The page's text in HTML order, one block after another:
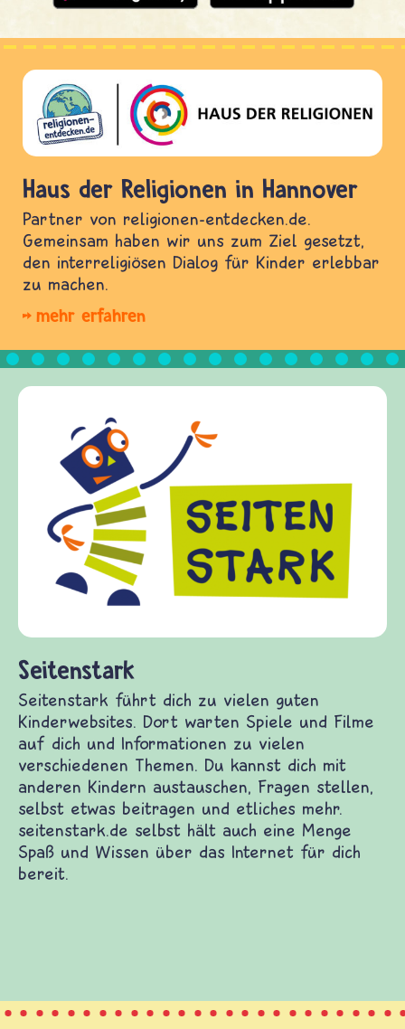
Haus der Religionen in Hannover
Partner von religionen-entdecken.de.
Gemeinsam haben wir uns zum Ziel gesetzt,
den interreligiösen Dialog für Kinder erlebbar
zu machen.
mehr erfahren
Frieden Fragen
frieden-fragen.de ist ein Internet-Angebot für
Kinder, Eltern und ErzieherInnen das zu
Fragen von Krieg und Frieden, Streit und
Gewalt informiert und einen Austausch zu
diesem Themenbereich ermöglicht. frieden-
fragen.de bietet Antworten auf wichtige
und Frieden, Streit und Gewalt.